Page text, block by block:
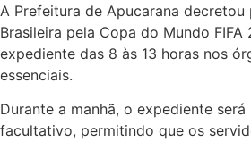
A Prefeitura de Apucarana
Brasileira pela Copa do Mundo
expediente das 8 às 13 horas nos
essenciais.
Durante a manhã, o expediente
facultativo, permitindo que os